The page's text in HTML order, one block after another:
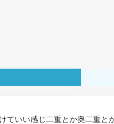
ていい感じ二重とか奥二重